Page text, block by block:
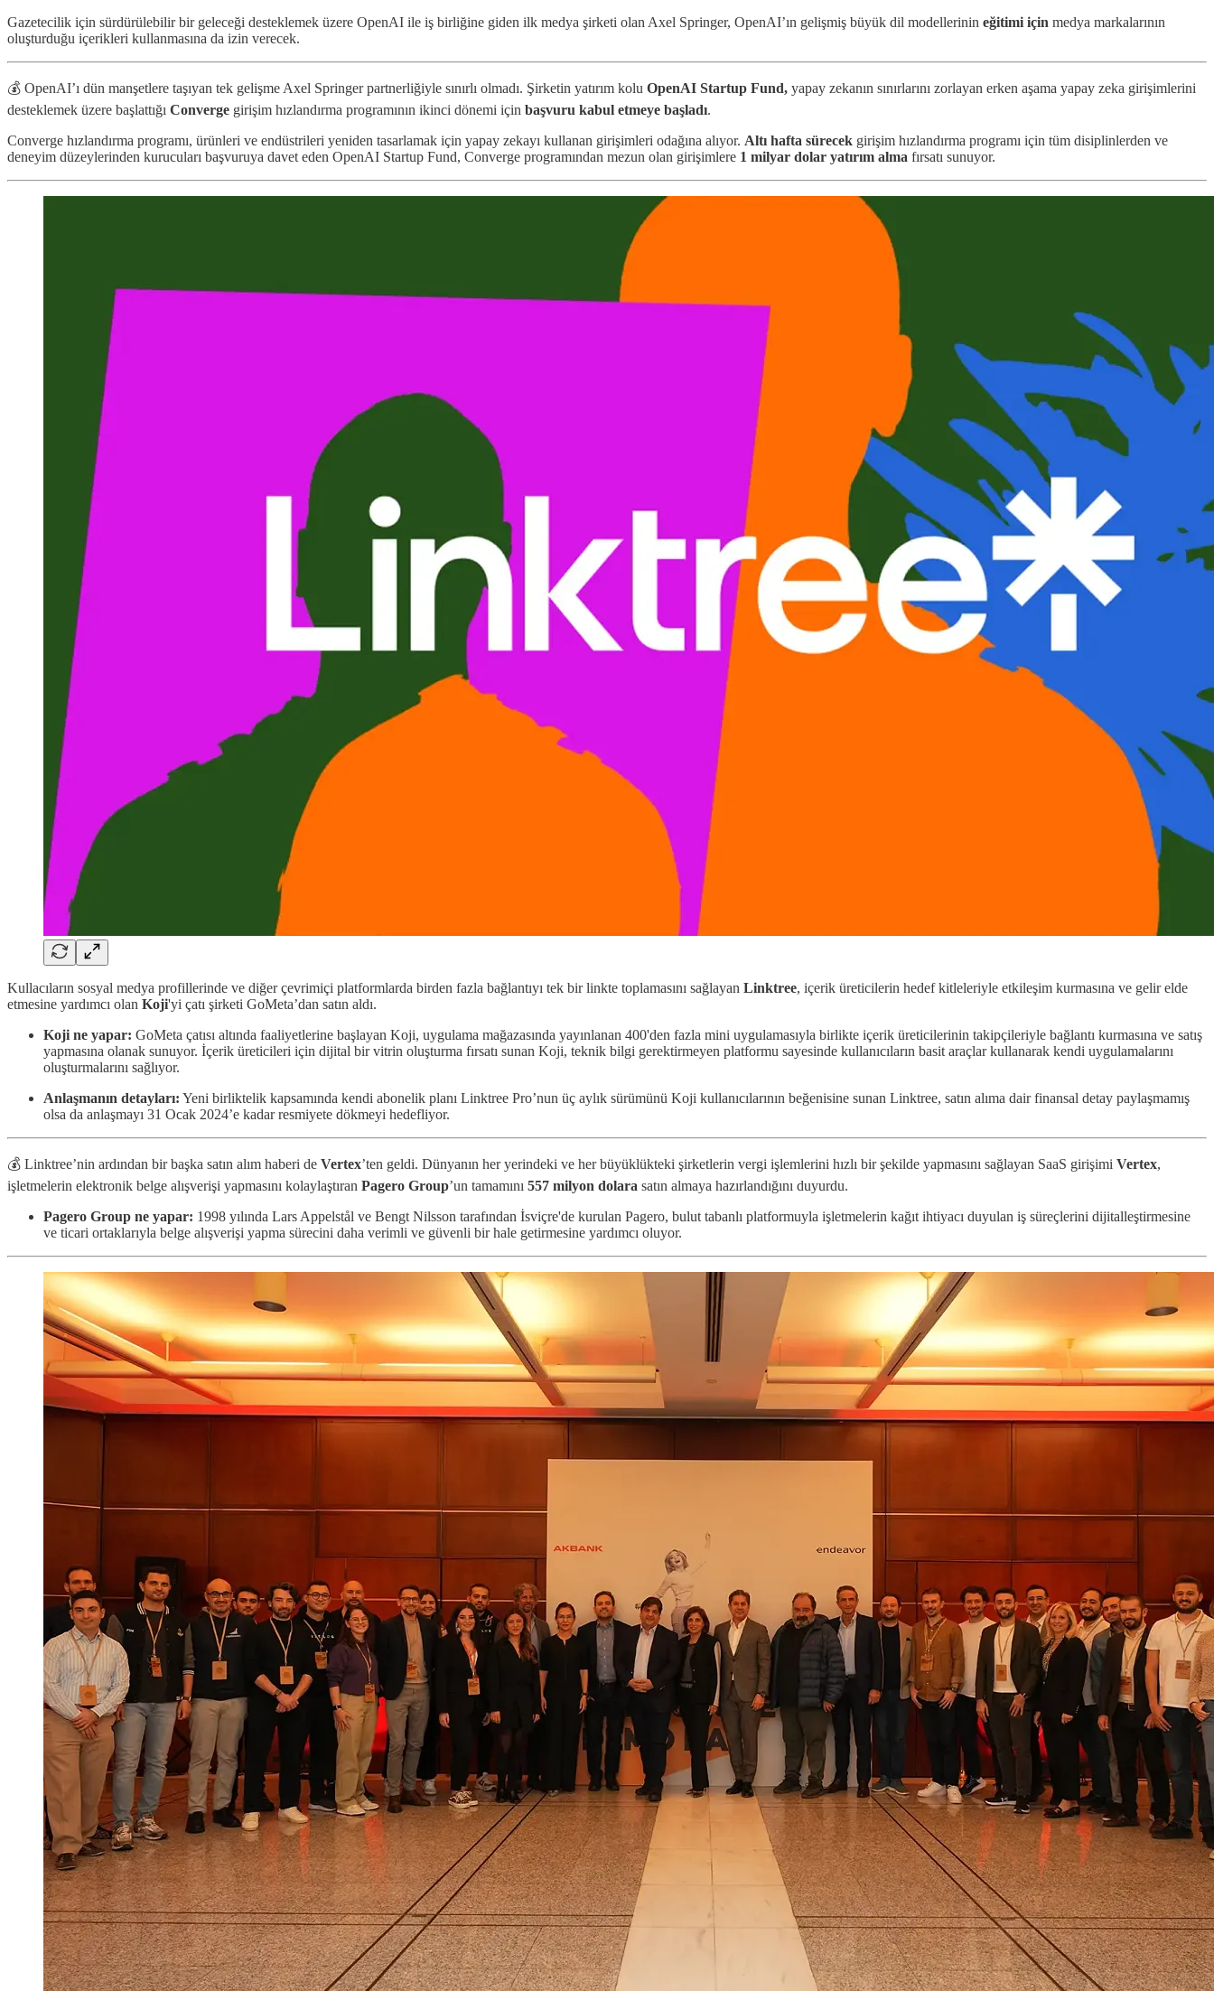
Gazetecilik için sürdürülebilir bir geleceği desteklemek üzere OpenAI ile iş birliğine giden ilk medya şirketi olan Axel Springer, OpenAI’ın gelişmiş büyük dil modellerinin eğitimi için medya markalarının
oluşturduğu içerikleri kullanmasına da izin verecek.
💰 OpenAI’ı dün manşetlere taşıyan tek gelişme Axel Springer partnerliğiyle sınırlı olmadı. Şirketin yatırım kolu OpenAI Startup Fund, yapay zekanın sınırlarını zorlayan erken aşama yapay zeka girişimlerini
desteklemek üzere başlattığı Converge girişim hızlandırma programının ikinci dönemi için başvuru kabul etmeye başladı.
Converge hızlandırma programı, ürünleri ve endüstrileri yeniden tasarlamak için yapay zekayı kullanan girişimleri odağına alıyor. Altı hafta sürecek girişim hızlandırma programı için tüm disiplinlerden ve
deneyim düzeylerinden kurucuları başvuruya davet eden OpenAI Startup Fund, Converge programından mezun olan girişimlere 1 milyar dolar yatırım alma fırsatı sunuyor.
Kullacıların sosyal medya profillerinde ve diğer çevrimiçi platformlarda birden fazla bağlantıyı tek bir linkte toplamasını sağlayan Linktree, içerik üreticilerin hedef kitleleriyle etkileşim kurmasına ve gelir elde
etmesine yardımcı olan Koji'yi çatı şirketi GoMeta’dan satın aldı.
Koji ne yapar: GoMeta çatısı altında faaliyetlerine başlayan Koji, uygulama mağazasında yayınlanan 400'den fazla mini uygulamasıyla birlikte içerik üreticilerinin takipçileriyle bağlantı kurmasına ve satış
yapmasına olanak sunuyor. İçerik üreticileri için dijital bir vitrin oluşturma fırsatı sunan Koji, teknik bilgi gerektirmeyen platformu sayesinde kullanıcıların basit araçlar kullanarak kendi uygulamalarını
oluşturmalarını sağlıyor.
Anlaşmanın detayları: Yeni birliktelik kapsamında kendi abonelik planı Linktree Pro’nun üç aylık sürümünü Koji kullanıcılarının beğenisine sunan Linktree, satın alıma dair finansal detay paylaşmamış
olsa da anlaşmayı 31 Ocak 2024’e kadar resmiyete dökmeyi hedefliyor.
💰 Linktree’nin ardından bir başka satın alım haberi de Vertex’ten geldi. Dünyanın her yerindeki ve her büyüklükteki şirketlerin vergi işlemlerini hızlı bir şekilde yapmasını sağlayan SaaS girişimi Vertex,
işletmelerin elektronik belge alışverişi yapmasını kolaylaştıran Pagero Group’un tamamını 557 milyon dolara satın almaya hazırlandığını duyurdu.
Pagero Group ne yapar: 1998 yılında Lars Appelstål ve Bengt Nilsson tarafından İsviçre'de kurulan Pagero, bulut tabanlı platformuyla işletmelerin kağıt ihtiyacı duyulan iş süreçlerini dijitalleştirmesine
ve ticari ortaklarıyla belge alışverişi yapma sürecini daha verimli ve güvenli bir hale getirmesine yardımcı oluyor.